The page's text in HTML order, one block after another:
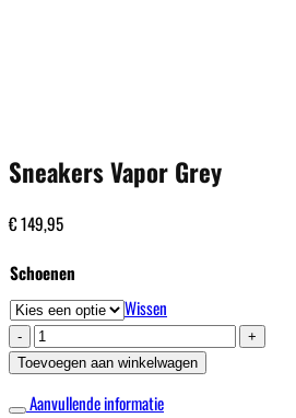
Sneakers Vapor Grey
€149,95
Schoenen
Wissen
Sneakers
Vapor
Grey
aantal
Toevoegen aan winkelwagen
Aanvullende informatie